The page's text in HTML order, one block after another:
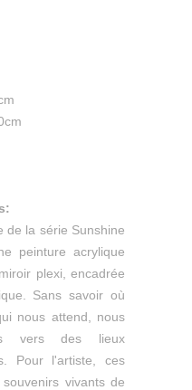
de la série Sunshine
peinture acrylique
plexi, encadrée
Sans savoir où
nous attend, nous
vers des lieux
Pour l'artiste, ces
vivants de